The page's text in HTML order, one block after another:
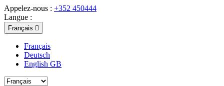
Appelez-nous : +352 450444
Langue :
Français 
Français
Deutsch
English GB